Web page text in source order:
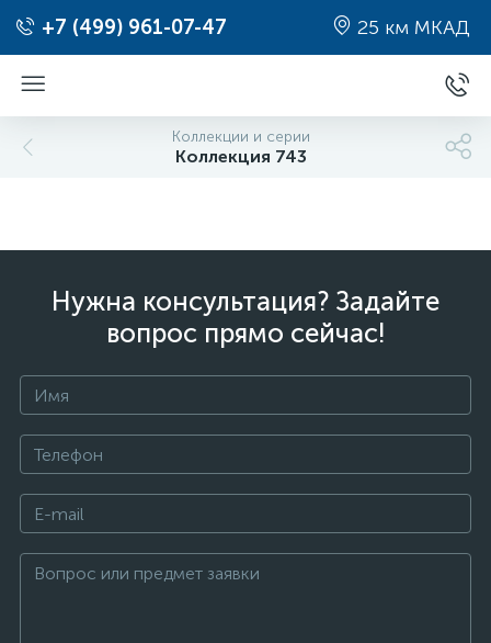
+7 (499) 961-07-47 25 км МКАД
Коллекции и серии
Коллекция 743
Нужна консультация? Задайте
вопрос прямо сейчас!